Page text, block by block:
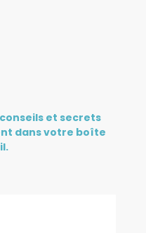
et secrets
dans votre boîte